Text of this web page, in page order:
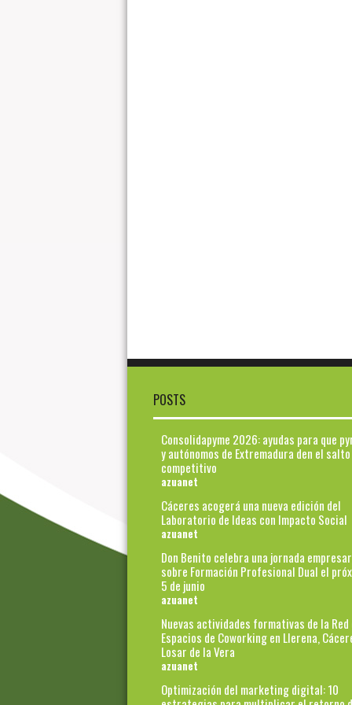
POSTS
Consolidapyme 2026: ayudas para que
y autónomos de Extremadura den el salto
competitivo
azuanet
Cáceres acogerá una nueva edición del
Laboratorio de Ideas con Impacto Social
azuanet
Don Benito celebra una jornada
sobre Formación Profesional Dual el
5 de junio
azuanet
Nuevas actividades formativas de la Red
Espacios de Coworking en Llerena,
Losar de la Vera
azuanet
Optimización del marketing digital: 10